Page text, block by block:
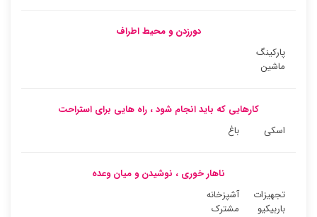
دورزدن و محیط اطراف
پارکینگ
ماشین
کارهایی که باید انجام شود ، راه هایی برای استراحت
اسکی
باغ
ناهار خوری ، نوشیدن و میان وعده
تجهیزات
باربیکیو
آشپزخانه
مشترک